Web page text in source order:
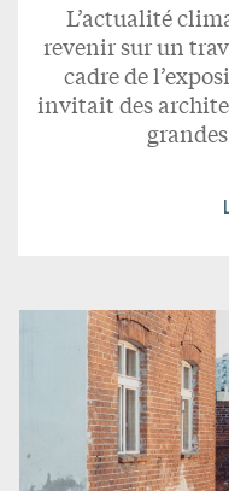
L’actualité
revenir sur un
cadre de
invitait des